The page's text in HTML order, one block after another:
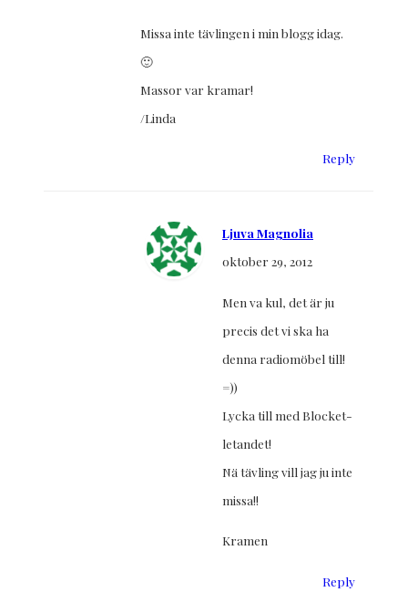
Missa inte tävlingen i min blogg idag.
🙂
Massor var kramar!
/Linda
Reply
Ljuva Magnolia
oktober 29, 2012
Men va kul, det är ju
precis det vi ska ha
denna radiomöbel till!
=))
Lycka till med Blocket-
letandet!
Nä tävling vill jag ju inte
missa!!
Kramen
Reply